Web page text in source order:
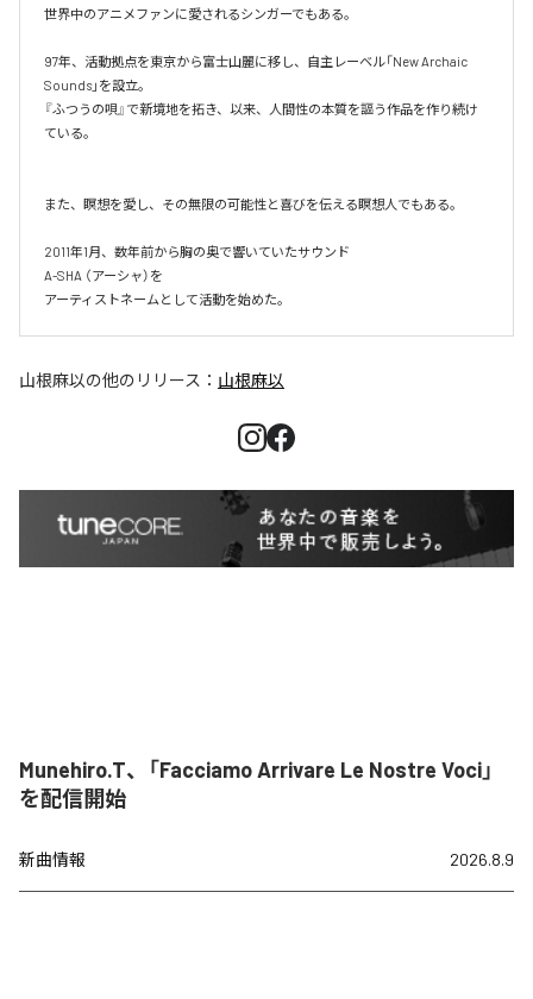
世界中のアニメファンに愛されるシンガーでもある。
97年、活動拠点を東京から富士山麗に移し、自主レーベル「New Archaic
Sounds」を設立。​
『ふつうの唄』で新境地を拓き、以来、人間性の本質を謳う作品を作り続け
ている。
また、瞑想を愛し、その無限の可能性と喜びを伝える瞑想人でもある。
2011年1月、数年前から胸の奥で響いていたサウンド
A-SHA （アーシャ）を
アーティストネームとして活動を始めた。
山根麻以の他のリリース： 山根麻以
Munehiro.T、「Facciamo Arrivare Le Nostre Voci」
を配信開始
新曲情報 2026.8.9